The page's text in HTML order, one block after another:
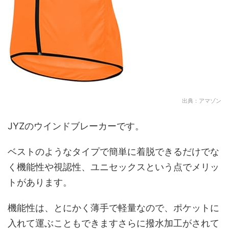
出典：アマゾン
JYZのウインドブレーカーです。
ベストのようなタイプで簡単に着脱できるだけでな
く機能性や視認性、ユニセックスという点でメリッ
トがあります。
機能性は、とにかく薄手で軽量なので、ポケットに
入れて運ぶこともできますさらに撥水加工がされて